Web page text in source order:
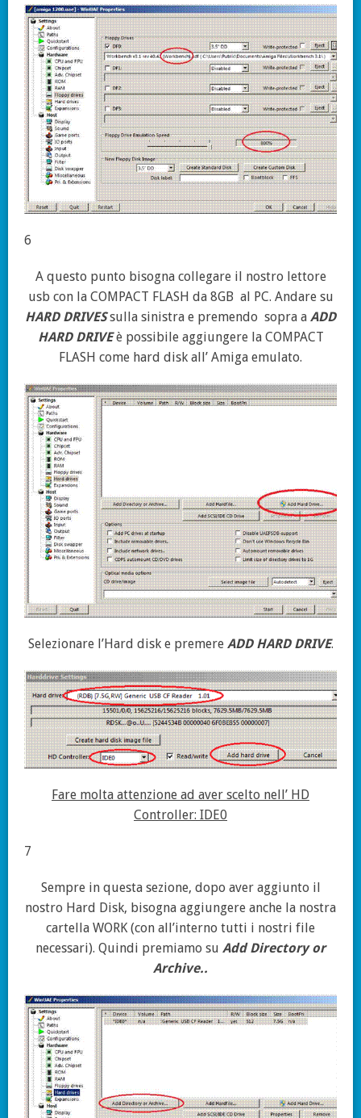
6
A questo punto bisogna collegare il nostro lettore
usb con la COMPACT FLASH da 8GB al PC. Andare su
HARD DRIVESsulla sinistra e premendo sopra a ADD
HARD DRIVEè possibile aggiungere la COMPACT
FLASH come hard disk all’ Amiga emulato.
Selezionare l’Hard disk e premere ADD HARD DRIVE.
Fare molta attenzione ad aver scelto nell’ HD
Controller: IDE0
7
Sempre in questa sezione, dopo aver aggiunto il
nostro Hard Disk, bisogna aggiungere anche la nostra
cartella WORK (con all’interno tutti i nostri file
necessari). Quindi premiamo su Add Directory or
Archive..